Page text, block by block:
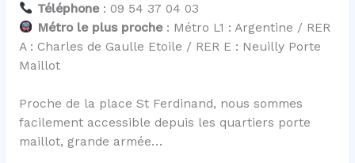
Téléphone: 09 54 37 04 03
Métro le plus proche: Métro L1 : Argentine / RER
A : Charles de Gaulle Etoile / RER E : Neuilly Porte
Maillot
Proche de la place St Ferdinand, nous sommes
facilement accessible depuis les quartiers porte
maillot, grande armée…